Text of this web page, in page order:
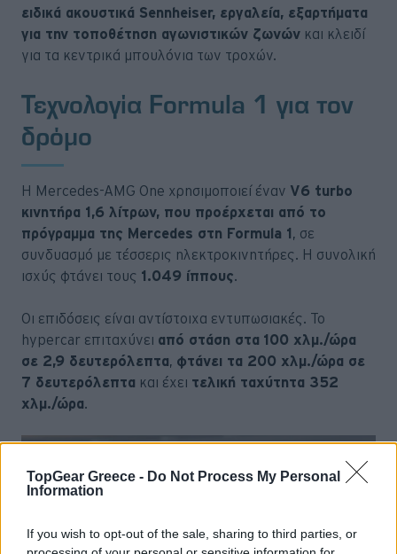
TopGear Greece - Do Not Process My Personal
Information
If you wish to opt-out of the sale, sharing to third parties, or
ειδικά ακουστικά Sennheiser, εργαλεία, εξαρτήματα
για την τοποθέτηση αγωνιστικών ζωνών και κλειδί
για τα κεντρικά μπουλόνια των τροχών.
Τεχνολογία Formula 1 για τον
δρόμο
Η Mercedes-AMG One χρησιμοποιεί έναν V6 turbo
κινητήρα 1,6 λίτρων, που προέρχεται από το
πρόγραμμα της Mercedes στη Formula 1, σε
συνδυασμό με τέσσερις ηλεκτροκινητήρες. Η συνολική
ισχύς φτάνει τους 1.049 ίππους.
Οι επιδόσεις είναι αντίστοιχα εντυπωσιακές. Το
hypercar επιταχύνει από στάση στα 100 χλμ./ώρα
σε 2,9 δευτερόλεπτα, φτάνει τα 200 χλμ./ώρα σε
7 δευτερόλεπτα και έχει τελική ταχύτητα 352
χλμ./ώρα.